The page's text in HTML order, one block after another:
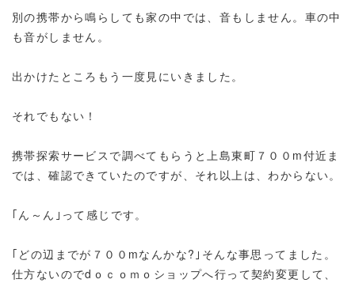
別の携帯から鳴らしても家の中では、音もしません。車の中
も音がしません。
出かけたところもう一度見にいきました。
それでもない！
携帯探索サービスで調べてもらうと上島東町７００m付近ま
では、確認できていたのですが、それ以上は、わからない。
｢ん～ん｣って感じです。
｢どの辺までが７００mなんかな?｣そんな事思ってました。
仕方ないのでdｏｃｏｍｏショップへ行って契約変更して、